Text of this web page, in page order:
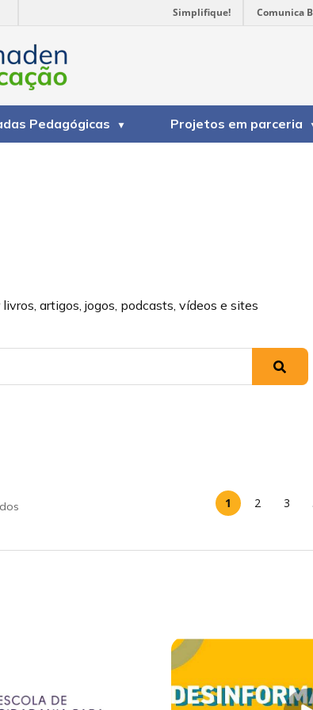
Simplifique! Comunica
Pedagógicas Projetos em parceria
artigos, jogos, podcasts, vídeos e sites
1 2 3